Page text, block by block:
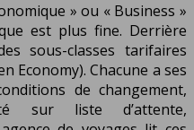
» ou « Business »
est plus fine. Derrière
sous-classes tarifaires
Economy). Chacune a ses
de changement,
sur liste d’attente,